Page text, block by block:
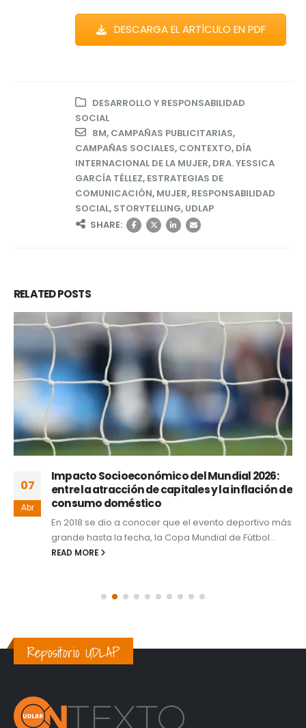
DESCARGA EL ARTÍCULO EN PDF
DESARROLLO Y RESPONSABILIDAD
SOCIAL
8M, CAMPAÑAS PUBLICITARIAS,
CAMPAÑAS SOCIALES, CONTEXTO, DÍA
INTERNACIONAL DE LA MUJER, DRA. YESSICA
GARCÍA TÉLLEZ, ESTRATEGIAS DE
COMUNICACIÓN, MUJER, RESPONSABILIDAD
SOCIAL, STORYTELLING, UDLAP
SHARE:
RELATEDPOSTS
07
Abr
Impacto Socioeconómico del Mundial 2026:
entre la atracción de capitales y la inflación de
consumo doméstico
En 2018 se dio a conocer que el evento deportivo más
grande hasta la fecha, la Copa Mundial de Fútbol...
READ MORE
Repositorio UDLAP